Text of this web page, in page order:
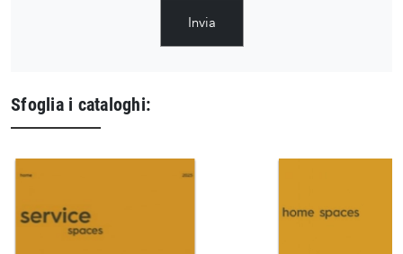
Invia
Sfoglia i cataloghi: